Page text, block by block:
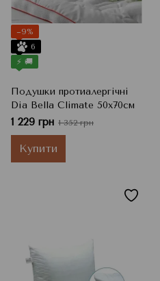
−9%
6
⚡ 🚚
Подушки протиалергічні
Dia Bella Climate 50х70см
1 229 грн 1 352 грн
Купити